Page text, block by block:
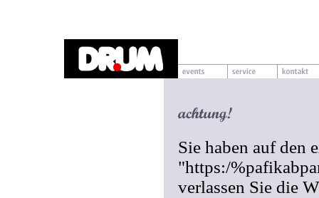
Sie haben auf den
"https:/
verlassen Sie die